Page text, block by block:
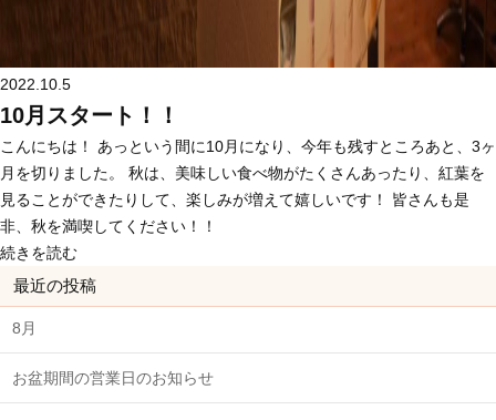
2022.10.5
10月スタート！！
こんにちは！ あっという間に10月になり、今年も残すところあと、3ヶ
月を切りました。 秋は、美味しい食べ物がたくさんあったり、紅葉を
見ることができたりして、楽しみが増えて嬉しいです！ 皆さんも是
非、秋を満喫してください！！
続きを読む
最近の投稿
8月
お盆期間の営業日のお知らせ